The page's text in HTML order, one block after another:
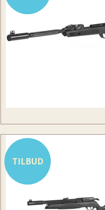
TILBUD